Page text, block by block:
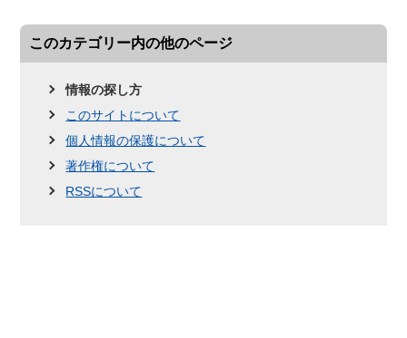
このカテゴリー内の他のページ
情報の探し方
このサイトについて
個人情報の保護について
著作権について
RSSについて